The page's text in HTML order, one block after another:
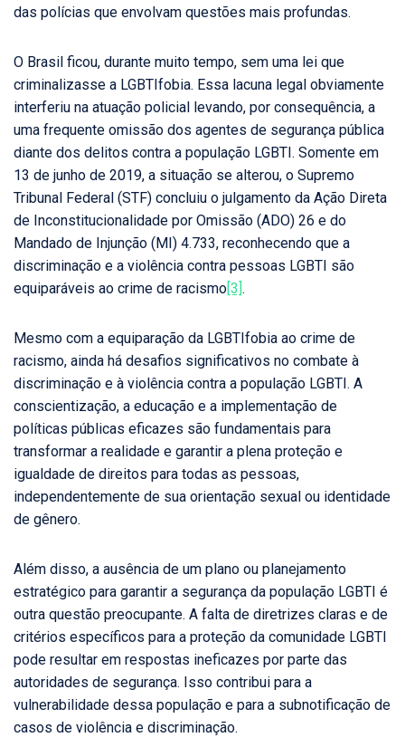
das polícias que envolvam questões mais profundas.
O Brasil ficou, durante muito tempo, sem uma lei que
criminalizasse a LGBTIfobia. Essa lacuna legal obviamente
interferiu na atuação policial levando, por consequência, a
uma frequente omissão dos agentes de segurança pública
diante dos delitos contra a população LGBTI. Somente em
13 de junho de 2019, a situação se alterou, o Supremo
Tribunal Federal (STF) concluiu o julgamento da Ação Direta
de Inconstitucionalidade por Omissão (ADO) 26 e do
Mandado de Injunção (MI) 4.733, reconhecendo que a
discriminação e a violência contra pessoas LGBTI são
equiparáveis ao crime de racismo [3] .
Mesmo com a equiparação da LGBTIfobia ao crime de
racismo, ainda há desafios significativos no combate à
discriminação e à violência contra a população LGBTI. A
conscientização, a educação e a implementação de
políticas públicas eficazes são fundamentais para
transformar a realidade e garantir a plena proteção e
igualdade de direitos para todas as pessoas,
independentemente de sua orientação sexual ou identidade
de gênero.
Além disso, a ausência de um plano ou planejamento
estratégico para garantir a segurança da população LGBTI é
outra questão preocupante. A falta de diretrizes claras e de
critérios específicos para a proteção da comunidade LGBTI
pode resultar em respostas ineficazes por parte das
autoridades de segurança. Isso contribui para a
vulnerabilidade dessa população e para a subnotificação de
casos de violência e discriminação.